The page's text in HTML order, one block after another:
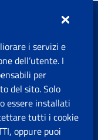
i nostri servizi
i servizi e
dell’utente. I
per
del sito. Solo
essere installati
tutti i cookie
oppure puoi